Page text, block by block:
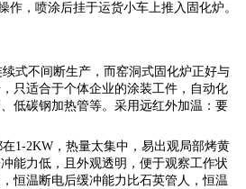
，喷涂后挂于运货小车上推入固化炉。
式不间断生产，而窑洞式固化炉正好与
只适合于个体企业的涂装工件，自动化
低碳钢加热管等。采用远红外加温：要
1-2KW，热量太集中，易出观局部烤黄
能力低，且外观透明，便于观察工作状
恒温断电后缓冲能力比石英管人，恒温